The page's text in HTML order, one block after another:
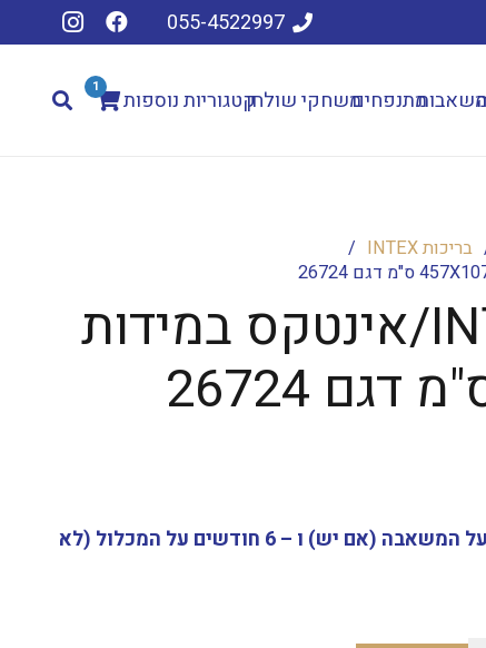
055-4522997
משאבותמתנפחיםמשחקי שולחןקטגוריות נוספות 1
בריכות INTEX
/
בריכת INTEX/אינטקס במידות
משך האחריות: 12 חודשים על המשאבה (אם יש) ו – 6 חודשים על המכלול (לא